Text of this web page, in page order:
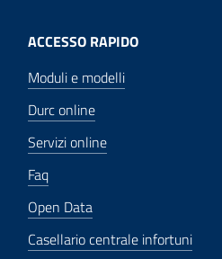
ACCESSO RAPIDO
Moduli e modelli
Durc online
Servizi online
Faq
Open Data
Casellario centrale infortuni